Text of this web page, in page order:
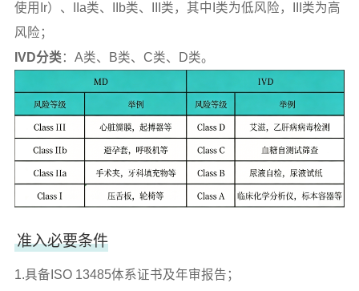
使用Ir）、IIa类、IIb类、III类，其中I类为低风险，III类为高
风险；
IVD分类：A类、B类、C类、D类。
准入必要条件
1.具备ISO 13485体系证书及年审报告；